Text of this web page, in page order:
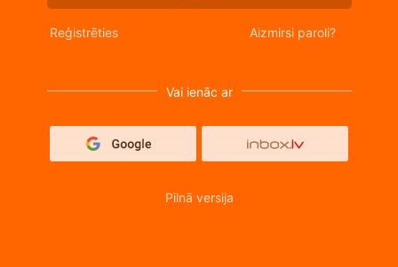
Reģistrēties Aizmirsi paroli?
Vai ienāc ar
Pilnā versija